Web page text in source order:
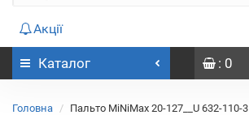
Акції
Каталог : 0
Головна Пальто MiNiMax 20-127__U 632-110-3